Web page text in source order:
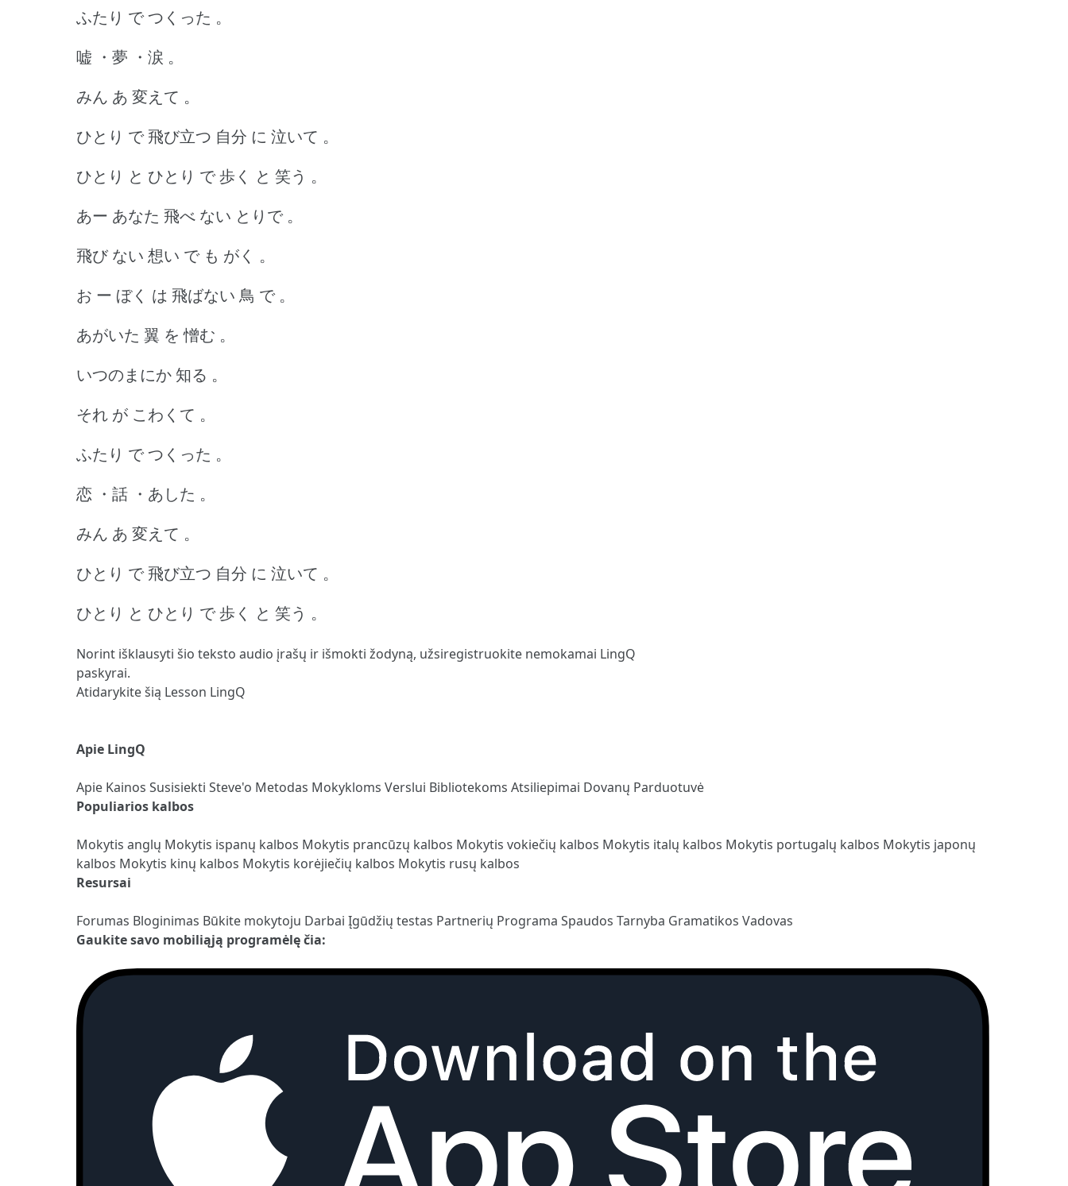
ふたり で つくった 。
嘘 ・夢 ・涙 。
みん あ 変えて 。
ひとり で 飛び立つ 自分 に 泣いて 。
ひとり と ひとり で 歩く と 笑う 。
あー あなた 飛べ ない とりで 。
飛び ない 想い で も がく 。
お ー ぼく は 飛ばない 鳥 で 。
あがいた 翼 を 憎む 。
いつのまにか 知る 。
それ が こわくて 。
ふたり で つくった 。
恋 ・話 ・あした 。
みん あ 変えて 。
ひとり で 飛び立つ 自分 に 泣いて 。
ひとり と ひとり で 歩く と 笑う 。
Norint išklausyti šio teksto audio įrašų ir išmokti žodyną, užsiregistruokite nemokamai LingQ
paskyrai.
Atidarykite šią Lesson LingQ
Apie LingQ
Apie Kainos Susisiekti Steve'o Metodas Mokykloms Verslui Bibliotekoms Atsiliepimai Dovanų Parduotuvė
Populiarios kalbos
Mokytis anglų Mokytis ispanų kalbos Mokytis prancūzų kalbos Mokytis vokiečių kalbos Mokytis italų kalbos Mokytis portugalų kalbos Mokytis japonų
kalbos Mokytis kinų kalbos Mokytis korėjiečių kalbos Mokytis rusų kalbos
Resursai
Forumas Bloginimas Būkite mokytoju Darbai Įgūdžių testas Partnerių Programa Spaudos Tarnyba Gramatikos Vadovas
Gaukite savo mobiliąją programėlę čia: